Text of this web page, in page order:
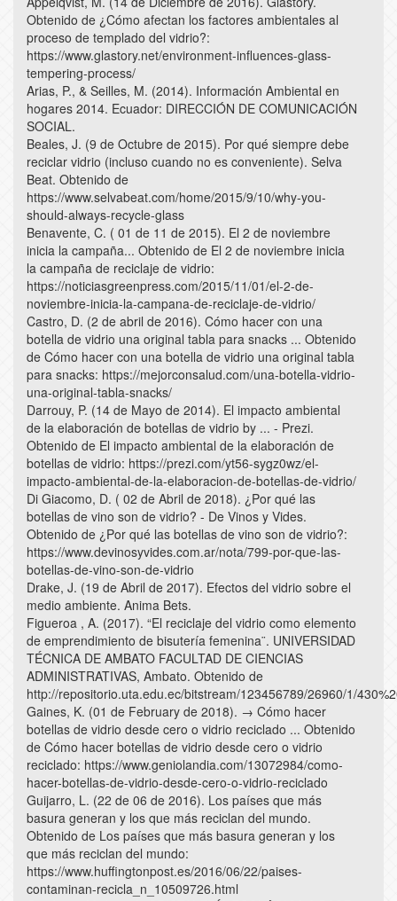
Obtenido de ¿Cómo afectan los factores ambientales al
proceso de templado del vidrio?:
https://www.glastory.net/environment-influences-glass-
tempering-process/
Arias, P., & Seilles, M. (2014). Información Ambiental en
hogares 2014. Ecuador: DIRECCIÓN DE COMUNICACIÓN
SOCIAL.
Beales, J. (9 de Octubre de 2015). Por qué siempre debe
reciclar vidrio (incluso cuando no es conveniente). Selva
Beat. Obtenido de
https://www.selvabeat.com/home/2015/9/10/why-you-
should-always-recycle-glass
Benavente, C. ( 01 de 11 de 2015). El 2 de noviembre
inicia la campaña... Obtenido de El 2 de noviembre inicia
la campaña de reciclaje de vidrio:
https://noticiasgreenpress.com/2015/11/01/el-2-de-
noviembre-inicia-la-campana-de-reciclaje-de-vidrio/
Castro, D. (2 de abril de 2016). Cómo hacer con una
botella de vidrio una original tabla para snacks ... Obtenido
de Cómo hacer con una botella de vidrio una original tabla
para snacks: https://mejorconsalud.com/una-botella-vidrio-
una-original-tabla-snacks/
Darrouy, P. (14 de Mayo de 2014). El impacto ambiental
de la elaboración de botellas de vidrio by ... - Prezi.
Obtenido de El impacto ambiental de la elaboración de
botellas de vidrio: https://prezi.com/yt56-sygz0wz/el-
impacto-ambiental-de-la-elaboracion-de-botellas-de-vidrio/
Di Giacomo, D. ( 02 de Abril de 2018). ¿Por qué las
botellas de vino son de vidrio? - De Vinos y Vides.
Obtenido de ¿Por qué las botellas de vino son de vidrio?:
https://www.devinosyvides.com.ar/nota/799-por-que-las-
botellas-de-vino-son-de-vidrio
Drake, J. (19 de Abril de 2017). Efectos del vidrio sobre el
medio ambiente. Anima Bets.
Figueroa , A. (2017). “El reciclaje del vidrio como elemento
de emprendimiento de bisutería femenina¨. UNIVERSIDAD
TÉCNICA DE AMBATO FACULTAD DE CIENCIAS
ADMINISTRATIVAS, Ambato. Obtenido de
http://repositorio.uta.edu.ec/bitstream/123456789/26960/1/
Gaines, K. (01 de February de 2018). → Cómo hacer
botellas de vidrio desde cero o vidrio reciclado ... Obtenido
de Cómo hacer botellas de vidrio desde cero o vidrio
reciclado: https://www.geniolandia.com/13072984/como-
hacer-botellas-de-vidrio-desde-cero-o-vidrio-reciclado
Guijarro, L. (22 de 06 de 2016). Los países que más
basura generan y los que más reciclan del mundo.
Obtenido de Los países que más basura generan y los
que más reciclan del mundo:
https://www.huffingtonpost.es/2016/06/22/paises-
contaminan-recicla_n_10509726.html